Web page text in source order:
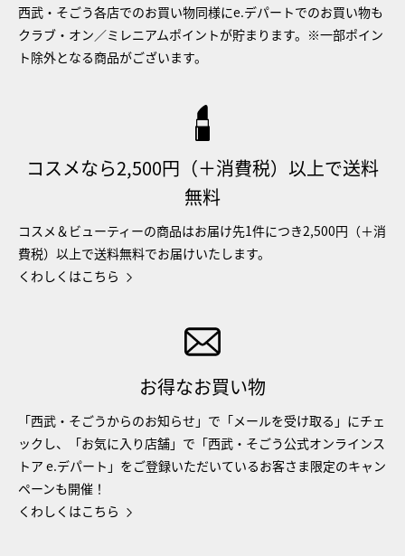
西武・そごう各店でのお買い物同様にe.デパートでのお買い物も
クラブ・オン／ミレニアムポイントが貯まります。※一部ポイン
ト除外となる商品がございます。
コスメなら2,500円（＋消費税）以上で送料
無料
コスメ＆ビューティーの商品はお届け先1件につき2,500円（＋消
費税）以上で送料無料でお届けいたします。
くわしくはこちら
お得なお買い物
「西武・そごうからのお知らせ」で「メールを受け取る」にチェ
ックし、「お気に入り店舗」で「西武・そごう公式オンラインス
トア e.デパート」をご登録いただいているお客さま限定のキャン
ペーンも開催！
くわしくはこちら